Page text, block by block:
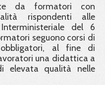
da formatori con
rispondenti alle
del 6
seguono corsi di
obbligatori, al fine di
una didattica a
elevata qualità nelle